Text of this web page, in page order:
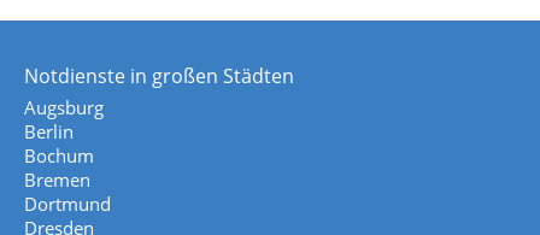
Notdienste in großen Städten
Augsburg
Berlin
Bochum
Bremen
Dortmund
Dresden